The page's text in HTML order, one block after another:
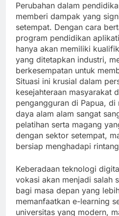
Perubahan dalam
memberi dampak yang
setempat. Dengan cara
program pendidikan
hanya akan memiliki
yang ditetapkan industri,
berkesempatan untuk
Situasi ini krusial dalam
kesejahteraan masyarakat
pengangguran di Papua,
daya alam alam sangat
pelatihan serta magang
dengan sektor setempat,
bersiap menghadapi
Keberadaan teknologi
vokasi akan menjadi salah
bagi masa depan yang
memanfaatkan e-learning
universitas yang modern,